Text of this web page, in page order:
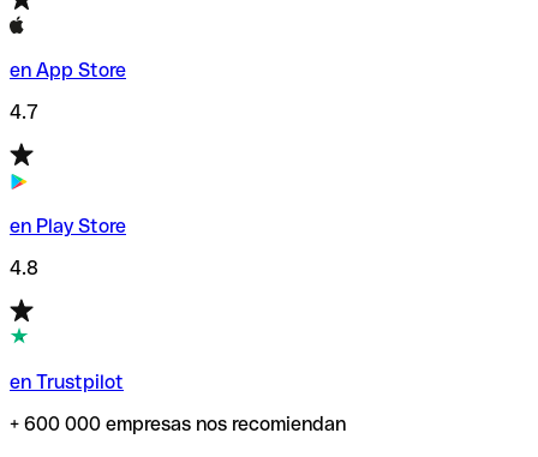
en App Store
4.7
en Play Store
4.8
en Trustpilot
+ 600 000 empresas nos recomiendan